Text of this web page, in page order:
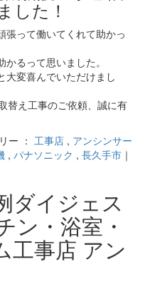
した！
張って働いてくれて助かっ
るって思いました。
大変喜んでいただけまし
替え工事のご依頼、誠に有
ー ： 工事店 , アンシンサー
, パナソニック , 長久手市 ｜
ダイジェス
ン・浴室・
工事店 アン